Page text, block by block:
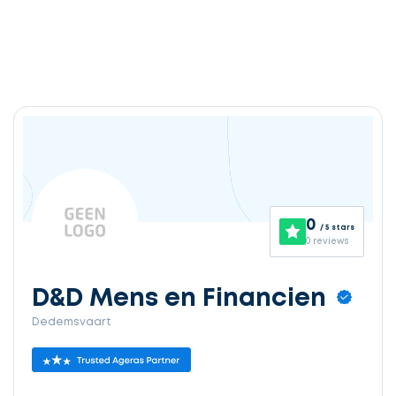
0 / 5 stars
0 reviews
D&D Mens en Financien
Dedemsvaart